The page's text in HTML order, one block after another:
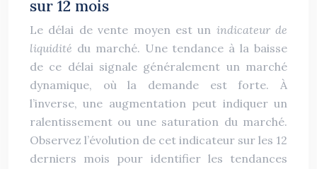
sur 12 mois
Le délai de vente moyen est un indicateur de
liquidité du marché. Une tendance à la baisse
de ce délai signale généralement un marché
dynamique, où la demande est forte. À
l’inverse, une augmentation peut indiquer un
ralentissement ou une saturation du marché.
Observez l’évolution de cet indicateur sur les 12
derniers mois pour identifier les tendances